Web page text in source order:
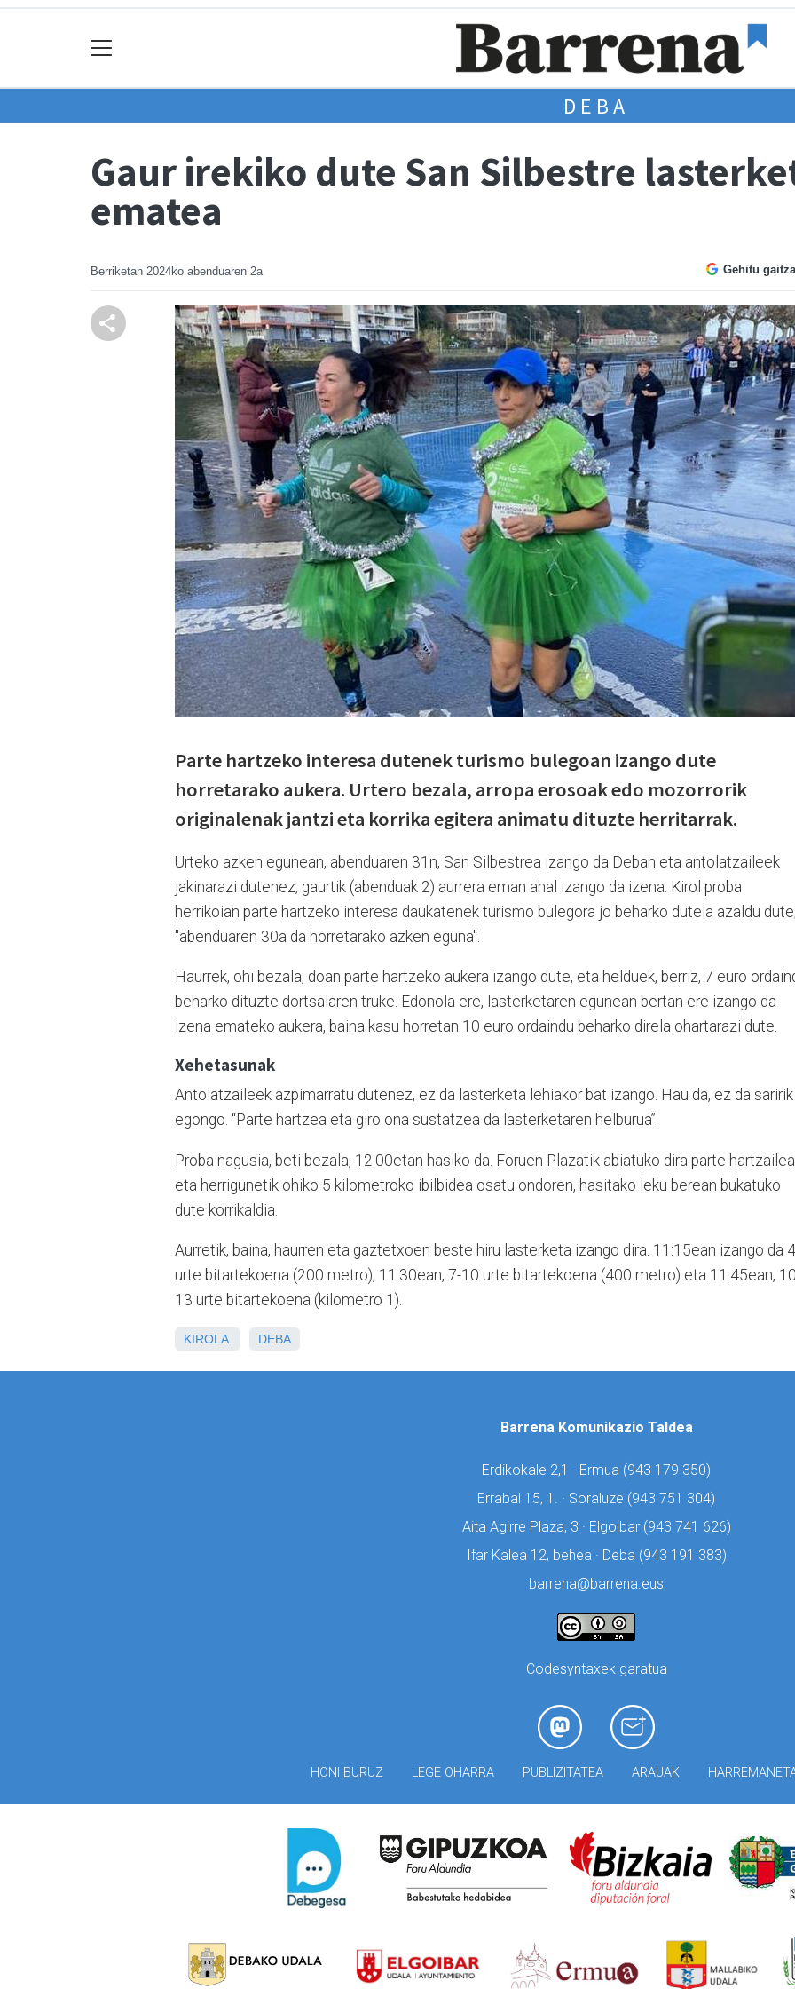
DEBA
Gaur irekiko dute San Silbestre
ematea
Berriketan 2024ko abenduaren 2a Gehitu
Parte hartzeko interesa dutenek turismo bulegoan izango dute
horretarako aukera. Urtero bezala, arropa erosoak edo mozorrorik
originalenak jantzi eta korrika egitera animatu dituzte herritarrak.
Urteko azken egunean, abenduaren 31n, San Silbestrea izango da Deban eta antolatzaileek
jakinarazi dutenez, gaurtik (abenduak 2) aurrera eman ahal izango da izena. Kirol proba
herrikoian parte hartzeko interesa daukatenek turismo bulegora jo beharko dutela azaldu dute;
"abenduaren 30a da horretarako azken eguna".
Haurrek, ohi bezala, doan parte hartzeko aukera izango dute, eta helduek, berriz, 7 euro
beharko dituzte dortsalaren truke. Edonola ere, lasterketaren egunean bertan ere izango da
izena emateko aukera, baina kasu horretan 10 euro ordaindu beharko direla ohartarazi dute.
Xehetasunak
Antolatzaileek azpimarratu dutenez, ez da lasterketa lehiakor bat izango. Hau da, ez da saririk
egongo. “Parte hartzea eta giro ona sustatzea da lasterketaren helburua”.
Proba nagusia, beti bezala, 12:00etan hasiko da. Foruen Plazatik abiatuko dira parte
eta herrigunetik ohiko 5 kilometroko ibilbidea osatu ondoren, hasitako leku berean bukatuko
dute korrikaldia.
Aurretik, baina, haurren eta gaztetxoen beste hiru lasterketa izango dira. 11:15ean izango da
urte bitartekoena (200 metro), 11:30ean, 7-10 urte bitartekoena (400 metro) eta 11:45ean,
13 urte bitartekoena (kilometro 1).
KIROLA DEBA
Barrena Komunikazio Taldea
Erdikokale 2,1 · Ermua (943 179 350)
Errabal 15, 1. · Soraluze (943 751 304)
Aita Agirre Plaza, 3 · Elgoibar (943 741 626)
Ifar Kalea 12, behea · Deba (943 191 383)
barrena@barrena.eus
Codesyntaxek garatua
HONI BURUZ LEGE OHARRA PUBLIZITATEA ARAUAK